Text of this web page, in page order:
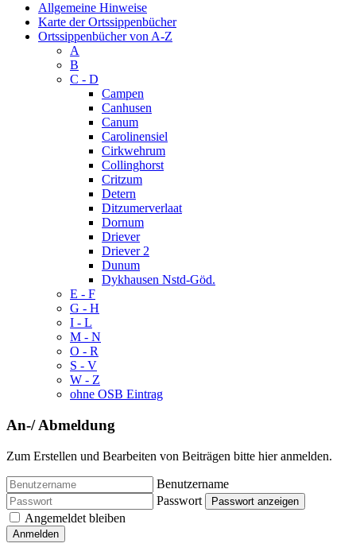
Allgemeine Hinweise
Karte der Ortssippenbücher
Ortssippenbücher von A-Z
A
B
C - D
Campen
Canhusen
Canum
Carolinensiel
Cirkwehrum
Collinghorst
Critzum
Detern
Ditzumerverlaat
Dornum
Driever
Driever 2
Dunum
Dykhausen Nstd-Göd.
E - F
G - H
I - L
M - N
O - R
S - V
W - Z
ohne OSB Eintrag
An-/ Abmeldung
Zum Erstellen und Bearbeiten von Beiträgen bitte hier anmelden.
Benutzername
Passwort
Passwort anzeigen
Angemeldet bleiben
Anmelden